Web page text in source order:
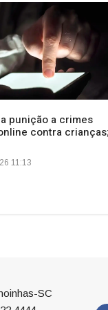
punição a crimes
contra crianças;
11:13
SC